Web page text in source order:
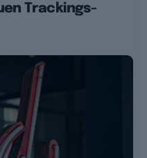
Trackings-